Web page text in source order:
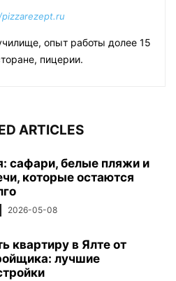
опыт работы долее 15
пицерии.
ARTICLES
сафари, белые пляжи и
которые остаются
2026-05-08
квартиру в Ялте от
лучшие